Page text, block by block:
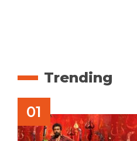
Trending